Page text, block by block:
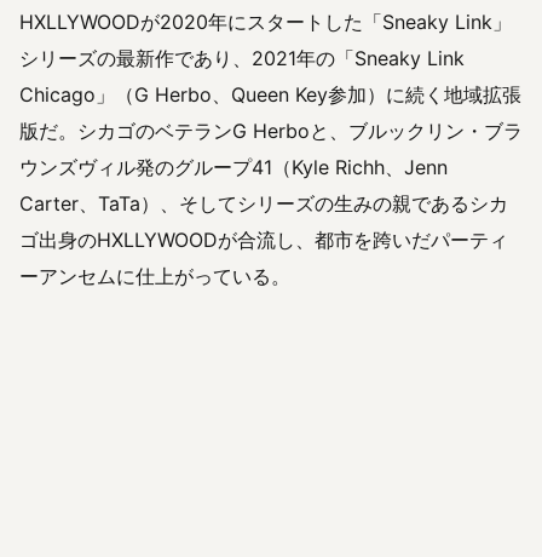
HXLLYWOODが2020年にスタートした「Sneaky Link」
シリーズの最新作であり、2021年の「Sneaky Link
Chicago」（G Herbo、Queen Key参加）に続く地域拡張
版だ。シカゴのベテランG Herboと、ブルックリン・ブラ
ウンズヴィル発のグループ41（Kyle Richh、Jenn
Carter、TaTa）、そしてシリーズの生みの親であるシカ
ゴ出身のHXLLYWOODが合流し、都市を跨いだパーティ
ーアンセムに仕上がっている。